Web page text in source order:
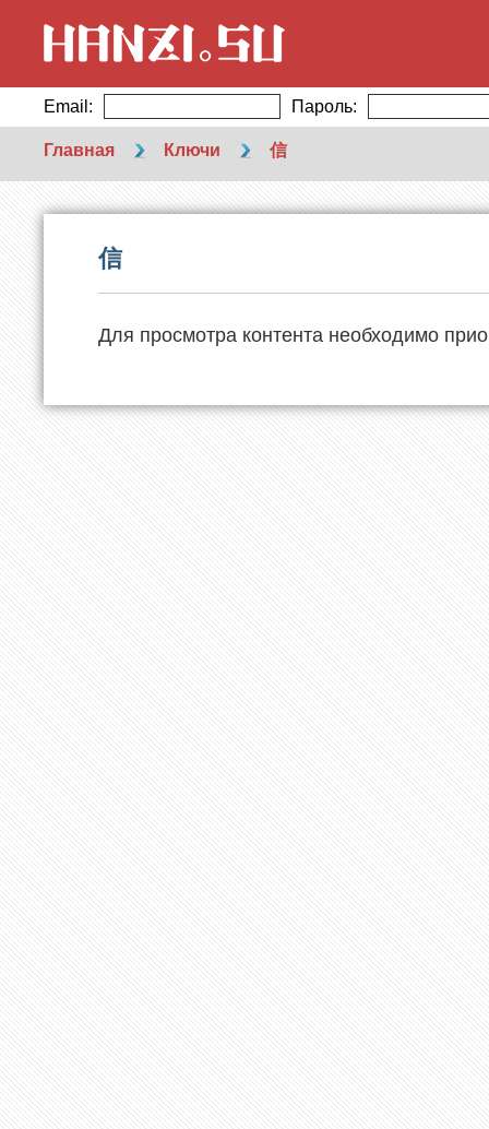
Email: Пароль:
Главная Ключи 信
信
Для просмотра контента необходимо